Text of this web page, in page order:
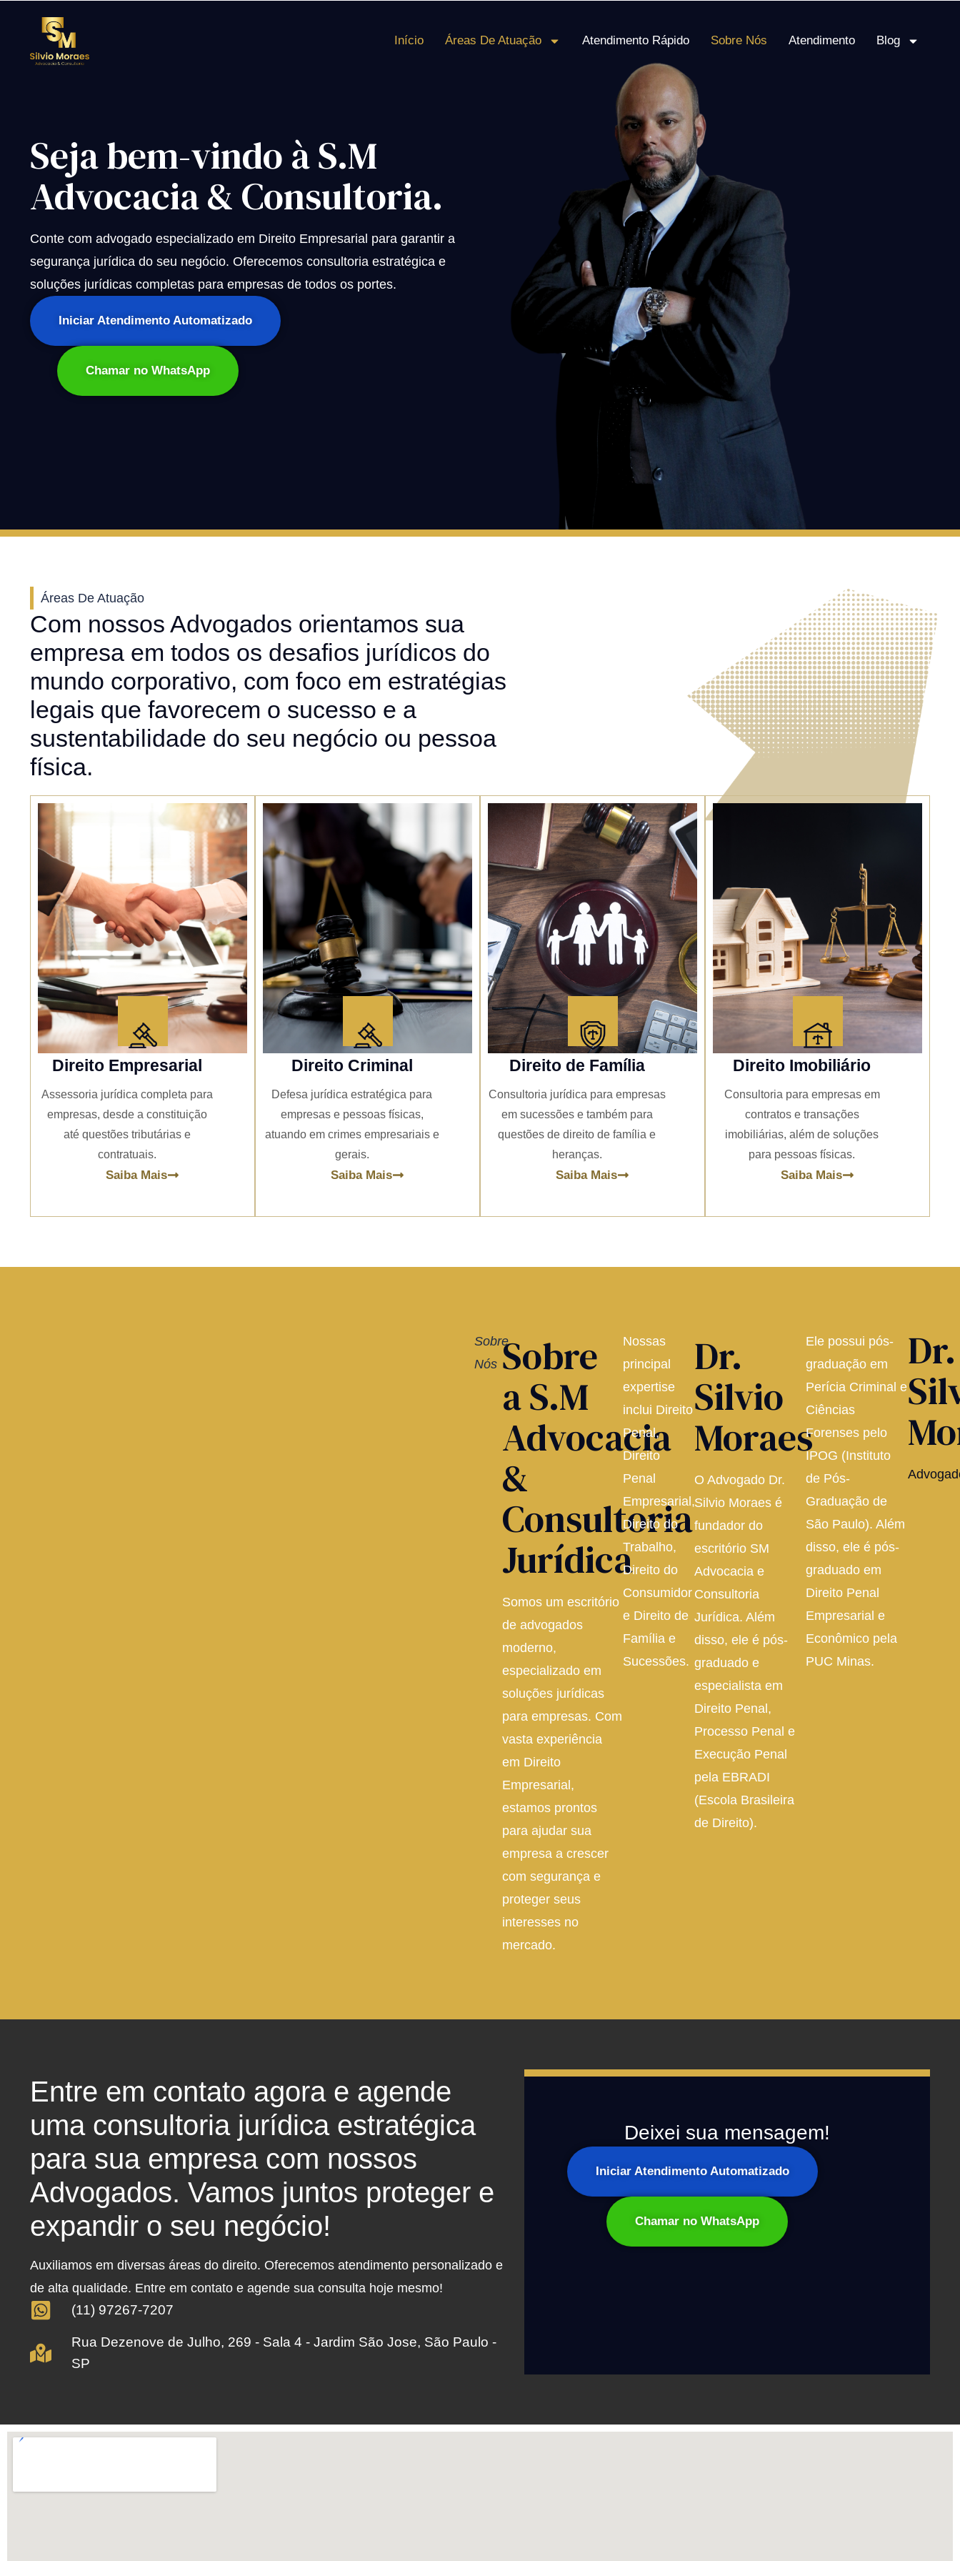
Início Áreas De Atuação Atendimento Rápido Sobre Nós Atendimento Blog
Seja bem-vindo à S.M
Advocacia & Consultoria.
Conte com advogado especializado em Direito Empresarial para garantir a
segurança jurídica do seu negócio. Oferecemos consultoria estratégica e
soluções jurídicas completas para empresas de todos os portes.
Iniciar Atendimento Automatizado
Chamar no WhatsApp
Áreas De Atuação
Com nossos Advogados orientamos sua
empresa em todos os desafios jurídicos do
mundo corporativo, com foco em estratégias
legais que favorecem o sucesso e a
sustentabilidade do seu negócio ou pessoa
física.
Direito Empresarial
Assessoria jurídica completa para
empresas, desde a constituição
até questões tributárias e
contratuais.
Saiba Mais
Direito Criminal
Defesa jurídica estratégica para
empresas e pessoas físicas,
atuando em crimes empresariais e
gerais.
Saiba Mais
Direito de Família
Consultoria jurídica para empresas
em sucessões e também para
questões de direito de família e
heranças.
Saiba Mais
Direito Imobiliário
Consultoria para empresas em
contratos e transações
imobiliárias, além de soluções
para pessoas físicas.
Saiba Mais
Sobre
Nós Sobre
a S.M
Advocacia
&
Consultoria
Jurídica
Somos um escritório
de advogados
moderno,
especializado em
soluções jurídicas
para empresas. Com
vasta experiência
em Direito
Empresarial,
estamos prontos
para ajudar sua
empresa a crescer
com segurança e
proteger seus
interesses no
mercado.
Nossas
principal
expertise
inclui Direito
Penal,
Direito
Penal
Empresarial,
Direito do
Trabalho,
Direito do
Consumidor
e Direito de
Família e
Sucessões.
Dr.
Silvio
Moraes
O Advogado Dr.
Silvio Moraes é
fundador do
escritório SM
Advocacia e
Consultoria
Jurídica. Além
disso, ele é pós-
graduado e
especialista em
Direito Penal,
Processo Penal e
Execução Penal
pela EBRADI
(Escola Brasileira
de Direito).
Ele possui pós-
graduação em
Perícia Criminal e
Ciências
Forenses pelo
IPOG (Instituto
de Pós-
Graduação de
São Paulo). Além
disso, ele é pós-
graduado em
Direito Penal
Empresarial e
Econômico pela
PUC Minas.
Dr.
Entre em contato agora e agende
uma consultoria jurídica estratégica
para sua empresa com nossos
Advogados. Vamos juntos proteger e
expandir o seu negócio!
Auxiliamos em diversas áreas do direito. Oferecemos atendimento personalizado e
de alta qualidade. Entre em contato e agende sua consulta hoje mesmo!
(11) 97267-7207
Rua Dezenove de Julho, 269 - Sala 4 - Jardim São Jose, São Paulo -
SP
Deixei sua mensagem!
Iniciar Atendimento Automatizado
Chamar no WhatsApp